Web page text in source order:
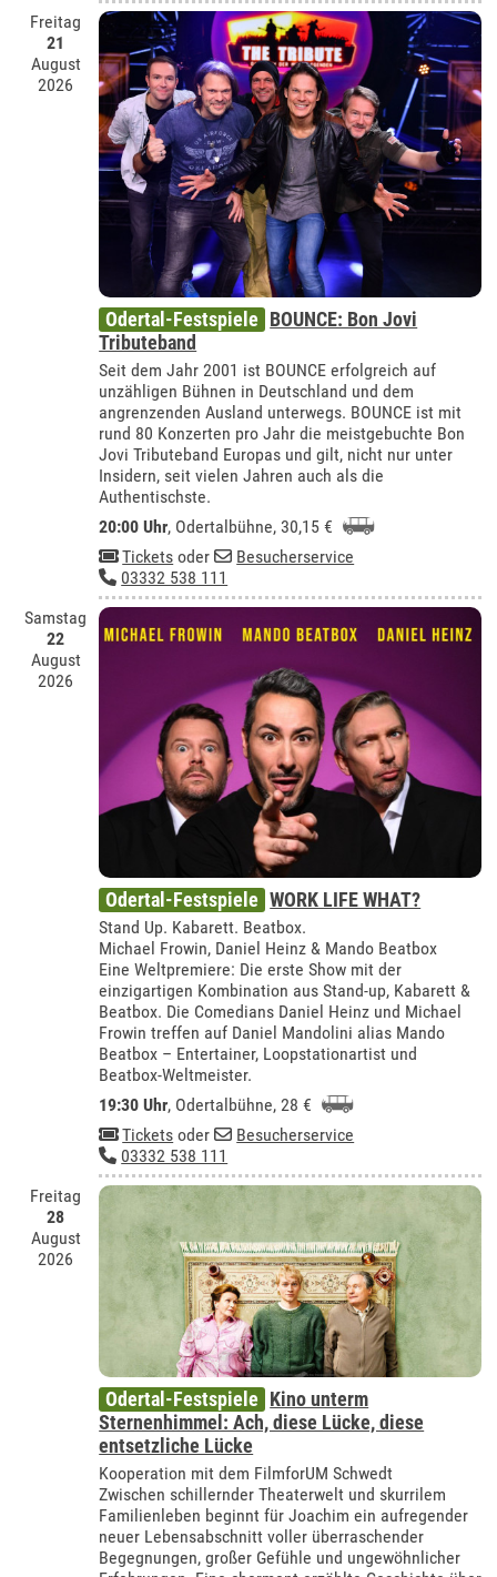
Freitag
21
August
2026
Odertal-Festspiele BOUNCE: Bon Jovi
Tributeband
Seit dem Jahr 2001 ist BOUNCE erfolgreich auf
unzähligen Bühnen in Deutschland und dem
angrenzenden Ausland unterwegs. BOUNCE ist mit
rund 80 Konzerten pro Jahr die meistgebuchte Bon
Jovi Tributeband Europas und gilt, nicht nur unter
Insidern, seit vielen Jahren auch als die
Authentischste.
20:00 Uhr, Odertalbühne, 30,15 €
Tickets oder
Besucherservice
03332 538 111
Samstag
22
August
2026
Odertal-Festspiele WORK LIFE WHAT?
Stand Up. Kabarett. Beatbox.
Michael Frowin, Daniel Heinz & Mando Beatbox
Eine Weltpremiere: Die erste Show mit der
einzigartigen Kombination aus Stand-up, Kabarett &
Beatbox. Die Comedians Daniel Heinz und Michael
Frowin treffen auf Daniel Mandolini alias Mando
Beatbox – Entertainer, Loopstationartist und
Beatbox-Weltmeister.
19:30 Uhr, Odertalbühne, 28 €
Tickets oder
Besucherservice
03332 538 111
Freitag
28
August
2026
Odertal-Festspiele Kino unterm
Sternenhimmel: Ach, diese Lücke, diese
entsetzliche Lücke
Kooperation mit dem FilmforUM Schwedt
Zwischen schillernder Theaterwelt und skurrilem
Familienleben beginnt für Joachim ein aufregender
neuer Lebensabschnitt voller überraschender
Begegnungen, großer Gefühle und ungewöhnlicher